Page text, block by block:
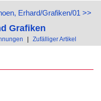
Erhard/Grafiken/01 >>
Grafiken
| Zufälliger Artikel